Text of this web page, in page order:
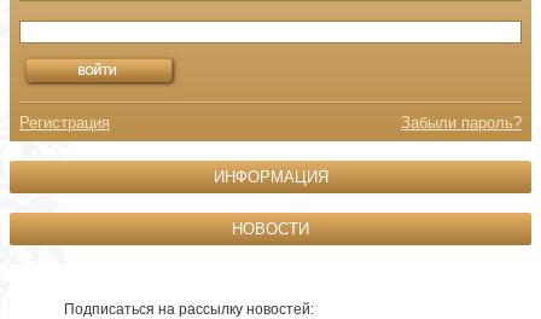
Регистрация Забыли пароль?
ИНФОРМАЦИЯ
НОВОСТИ
Подписаться на рассылку новостей: